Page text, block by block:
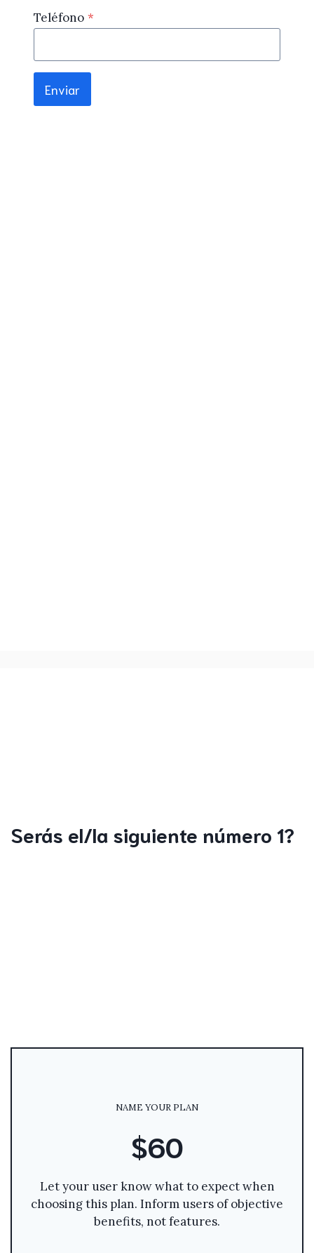
Teléfono *
Enviar
Serás el/la siguiente número 1?
NAME YOUR PLAN
$60
Let your user know what to expect when
choosing this plan. Inform users of objective
benefits, not features.